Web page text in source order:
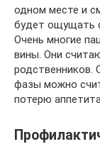
одном месте и
будет ощущать
Очень многие
вины. Они
родственников.
фазы можно
потерю аппетита.